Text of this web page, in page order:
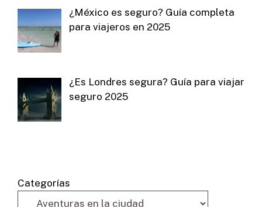
¿México es seguro? Guía completa
para viajeros en 2025
¿Es Londres segura? Guía para viajar
seguro 2025
Categorías